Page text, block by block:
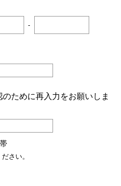
-
ために再入力をお願いしま
さい。